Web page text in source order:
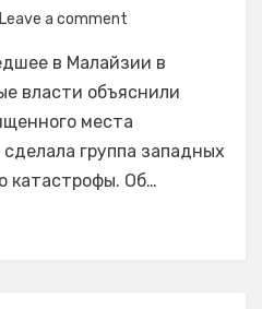
Leave a comment
Малайзии
причиной
разрушительного
на
Борнео
в Малайзии в
власти объяснили
места
группа западных
катастрофы. Об…